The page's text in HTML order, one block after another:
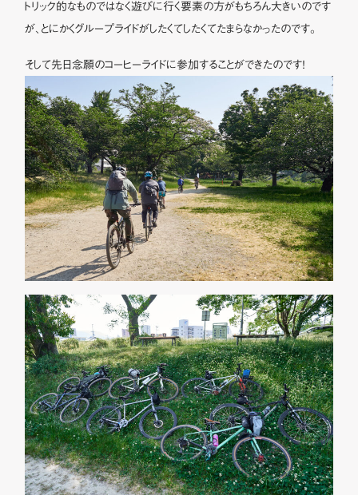
トリック的なものではなく遊びに行く要素の方がもちろん大きいのです
が、とにかくグループライドがしたくてしたくてたまらなかったのです。
そして先日念願のコーヒーライドに参加することができたのです！